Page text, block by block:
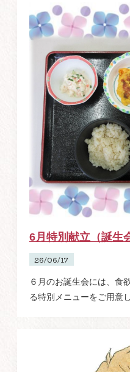
6月特別献立（誕生
26/06/17
６月のお誕生会には、食
る特別メニューをご用意